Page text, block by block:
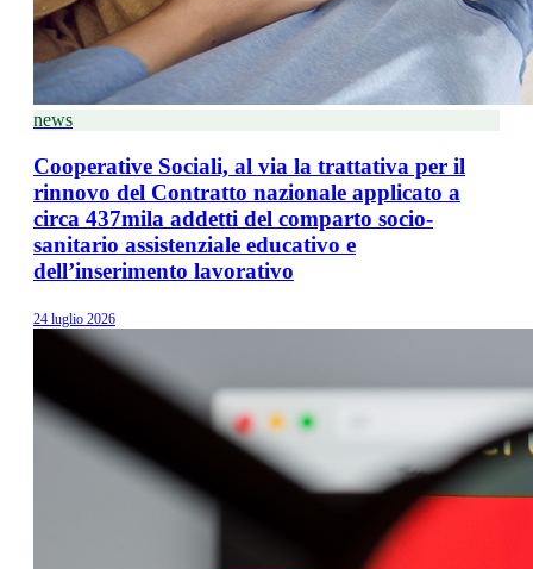
news
Cooperative Sociali, al via la trattativa per il
rinnovo del Contratto nazionale applicato a
circa 437mila addetti del comparto socio-
sanitario assistenziale educativo e
dell’inserimento lavorativo
24 luglio 2026